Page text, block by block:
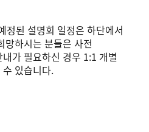
정된 설명회 일정은 하단에서
망하시는 분들은 사전
가 필요하신 경우 1:1 개별
있습니다.